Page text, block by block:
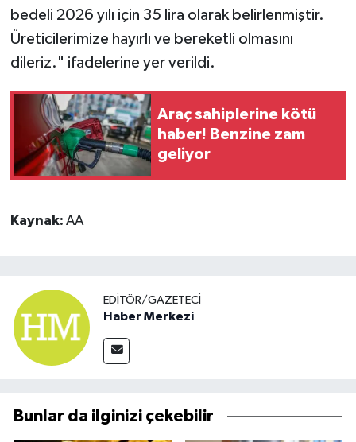
bedeli 2026 yılı için 35 lira olarak belirlenmiştir.
Üreticilerimize hayırlı ve bereketli olmasını
dileriz." ifadelerine yer verildi.
Araç sahiplerine kötü
haber! Benzine zam
geliyor
Kaynak: AA
EDITÖR/GAZETECI
Haber Merkezi
Bunlar da ilginizi çekebilir